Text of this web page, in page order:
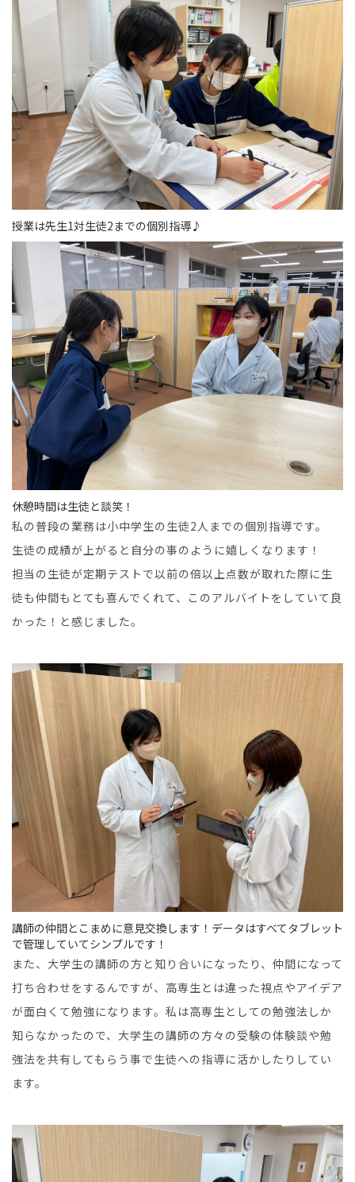
授業は先生1対生徒2までの個別指導♪
休憩時間は生徒と談笑！
私の普段の業務は小中学生の生徒2人までの個別指導です。
生徒の成績が上がると自分の事のように嬉しくなります！
担当の生徒が定期テストで以前の倍以上点数が取れた際に生
徒も仲間もとても喜んでくれて、このアルバイトをしていて良
かった！と感じました。
講師の仲間とこまめに意見交換します！データはすべてタブレット
で管理していてシンプルです！
また、大学生の講師の方と知り合いになったり、仲間になって
打ち合わせをするんですが、高専生とは違った視点やアイデア
が面白くて勉強になります。私は高専生としての勉強法しか
知らなかったので、大学生の講師の方々の受験の体験談や勉
強法を共有してもらう事で生徒への指導に活かしたりしてい
ます。